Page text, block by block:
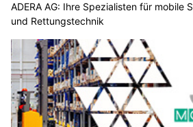
ADERA AG: Ihre Spezialisten für mobile
und Rettungstechnik